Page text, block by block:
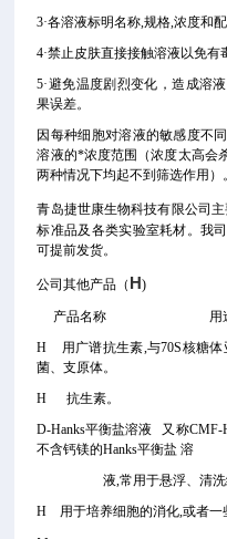
3·各溶液标明名称,规格,浓度和配
4·禁止皮肤直接接触溶液以免有
5·避免温度剧烈变化，造成溶
果误差。
因每种细胞对溶液的敏感度不
溶液的*浓度范围（浓度太高会
两种情况下均起不到筛选作用）
青岛捷世康生物科技有限公司
标准品及各类实验室耗材。我
可提前发货。
公司其他产品（ H)
产品名称 用
H 用广谱抗生素,与70S核糖体
菌、支原体。
H 抗生素。
D-Hanks平衡盐溶液 又称CMF-
不含钙镁的Hanks平衡盐 溶
液,常用于悬浮、清洗细
H 用于培养细胞的消化,或者一